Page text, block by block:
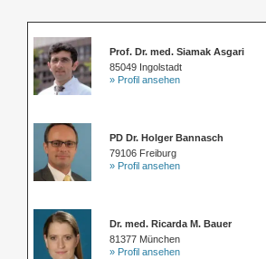
Prof. Dr. med. Siamak Asgari
85049 Ingolstadt
» Profil ansehen
PD Dr. Holger Bannasch
79106 Freiburg
» Profil ansehen
Dr. med. Ricarda M. Bauer
81377 München
» Profil ansehen